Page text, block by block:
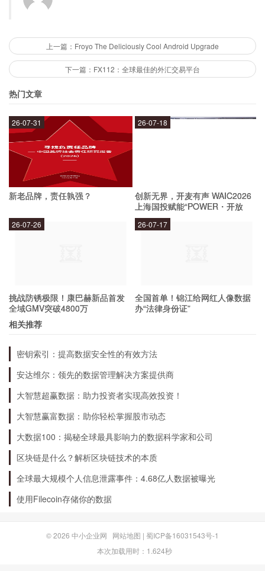
杆交易、永续合约、期货等，满足不同投资者的需求。
高效的交易速度：FTX交易所采用先进的交易技术，保证交
易速度的快捷和交易效率的高效。
安全可靠的交易环境：FTX交易所采用高度安全的交易系
易环境。
全球领先的交易平台：FTX交易所在全球加密货币交易市场
占有重要地位，是全球领先的交易平台之一。
如何在FTX交易所进行交易？
要在FTX交易所进行交易，需要完成以下步骤：
约、期货等。
进行交易：输入交易数量、价格等信息，进行交易。
FTX交易所的未来发展如何？
FTX交易所在未来的发展中，将继续推出更多的交
易产品，不断提升交易体验和交易效率，加强对用
户资产的保护和安全性。同时，FTX交易所也将继
续关注全球加密货币市场的发展和变化，积极应对
市场风险和挑战。
上一篇：Froyo The Deliciously Cool Android Upgrade
下一篇：FX112：全球最佳的外汇交易平台
热门文章
新老品牌，责任孰强？
26-07-31
创新无界，开麦有声 WAIC2026
上海国投赋能“POWER・开放
麦”专场成功举办
26-07-18
挑战防锈极限！康巴赫新品首发
全域GMV突破4800万
26-07-26
全国首单！锦江给网红人像数据
办“法律身份证”
26-07-17
相关推荐
密钥索引：提高数据安全性的有效方法
安达维尔：领先的数据管理解决方案提供商
大智慧超赢数据：助力投资者实现高效投资！
大智慧赢富数据：助你轻松掌握股市动态
大数据100：揭秘全球最具影响力的数据科学家和公司
区块链是什么？解析区块链技术的本质
全球最大规模个人信息泄露事件：4.68亿人数据被曝光
使用Filecoin存储你的数据
© 2026 中小企业网 网站地图 | 蜀ICP备16031543号-1
本次加载用时：1.624秒